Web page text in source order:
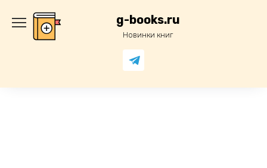
содержанию
g-books.ru
Новинки книг